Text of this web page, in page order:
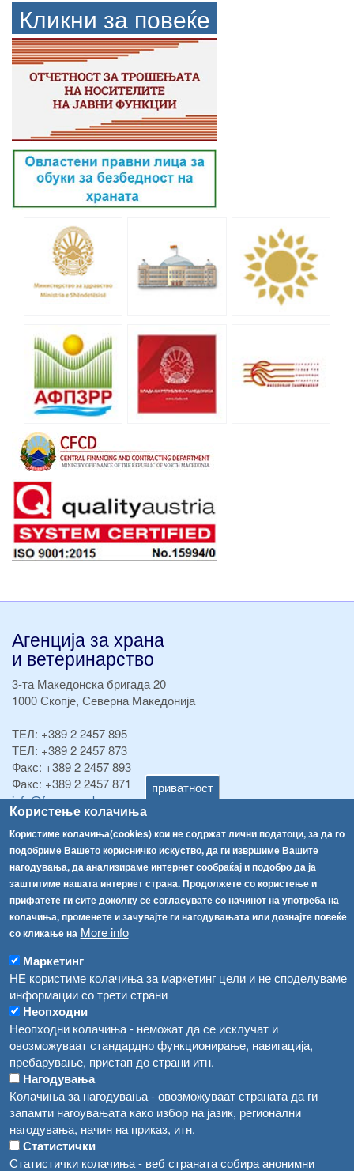
приватност
Користење колачиња
Користиме колачиња(cookies) кои не содржат лични податоци, за да го
подобриме Вашето корисничко искуство, да ги извршиме Вашите
нагодувања, да анализираме интернет сообраќај и подобро да ја
заштитиме нашата интернет страна. Продолжете со користење и
прифатете ги сите доколку се согласувате со начинот на употреба на
колачиња, променете и зачувајте ги нагодувањата или дознајте повеќе
со кликање на More info
Маркетинг
НЕ користиме колачиња за маркетинг цели и не споделуваме
информации со трети страни
Неопходни
Неопходни колачиња - неможат да се исклучат и
овозможуваат стандардно функционирање, навигација,
пребарување, пристап до страни итн.
Нагодувања
Колачиња за нагодувања - овозможуваат страната да ги
запамти нагоувањата како избор на јазик, регионални
нагодувања, начин на приказ, итн.
Статистички
Статистички колачиња - веб страната собира анонимни
Кликни за повеќе
Агенција за храна
и ветеринарство
3-та Македонска бригада 20
1000 Скопје, Северна Македонија
ТЕЛ: +389 2 2457 895
ТЕЛ: +389 2 2457 873
Факс: +389 2 2457 893
Факс: +389 2 2457 871
info@fva.gov.mk
[АХВ-претходна страна]
Соопштенија
Република Бугарија ги засили официјалните контроли при увоз на свежо овошје и зеленчук
Високите температури ризик од труење со храна, опасни се и за животните
Водата во Гостивар може да се користи како техничка, продолжува испораката на флаширана вода
Во Гостивар спроведени 70 вонредни контроли
Забраната за водата во Гостивар останува на сила, операторите да користат само технички безбедна вода
Навигација
Архива
Регистри
Обрасци
Огласи